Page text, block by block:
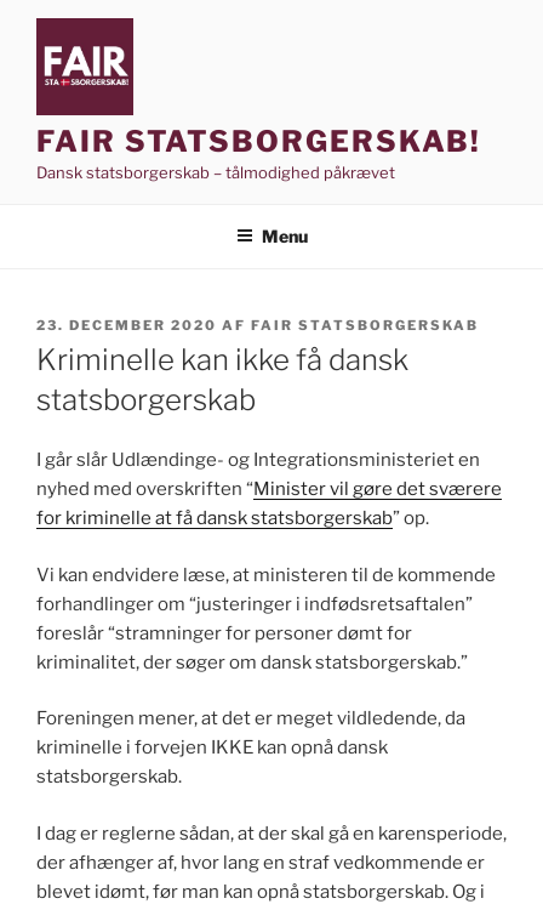
Videre
indhold
FAIR STATSBORGERSKAB!
Dansk statsborgerskab – tålmodighed påkrævet
Menu
UDGIVET
DEN
23. DECEMBER 2020 AF FAIR STATSBORGERSKAB
Kriminelle kan ikke få dansk
statsborgerskab
I går slår Udlændinge- og Integrationsministeriet en
nyhed med overskriften “Minister vil gøre det sværere
for kriminelle at få dansk statsborgerskab” op.
Vi kan endvidere læse, at ministeren til de kommende
forhandlinger om “justeringer i indfødsretsaftalen”
foreslår “stramninger for personer dømt for
kriminalitet, der søger om dansk statsborgerskab.”
Foreningen mener, at det er meget vildledende, da
kriminelle i forvejen IKKE kan opnå dansk
statsborgerskab.
I dag er reglerne sådan, at der skal gå en karensperiode,
der afhænger af, hvor lang en straf vedkommende er
blevet idømt, før man kan opnå statsborgerskab. Og i